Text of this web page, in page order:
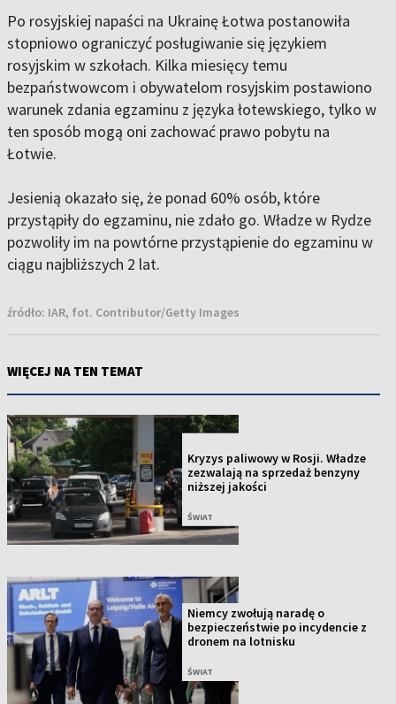
Po rosyjskiej napaści na Ukrainę Łotwa postanowiła
stopniowo ograniczyć posługiwanie się językiem
rosyjskim w szkołach. Kilka miesięcy temu
bezpaństwowcom i obywatelom rosyjskim postawiono
warunek zdania egzaminu z języka łotewskiego, tylko w
ten sposób mogą oni zachować prawo pobytu na
Łotwie.
Jesienią okazało się, że ponad 60% osób, które
przystąpiły do egzaminu, nie zdało go. Władze w Rydze
pozwoliły im na powtórne przystąpienie do egzaminu w
ciągu najbliższych 2 lat.
źródło: IAR, fot. Contributor/Getty Images
WIĘCEJ NA TEN TEMAT
Kryzys paliwowy w Rosji. Władze
zezwalają na sprzedaż benzyny
niższej jakości
ŚWIAT
Niemcy zwołują naradę o
bezpieczeństwie po incydencie z
dronem na lotnisku
ŚWIAT